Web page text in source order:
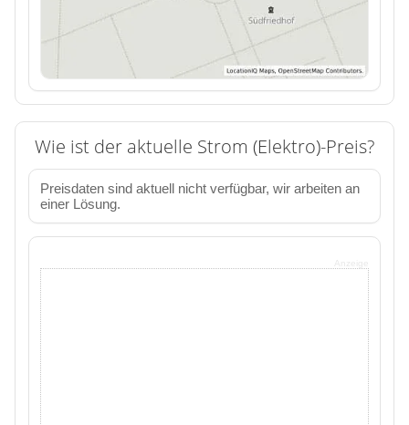
Wie ist der aktuelle Strom (Elektro)-Preis?
Preisdaten sind aktuell nicht verfügbar, wir arbeiten an
einer Lösung.